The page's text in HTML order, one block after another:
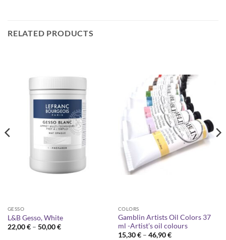
RELATED PRODUCTS
GESSO
L&B Gesso, White
22,00€ – 50,00€Price
COLORS
Gamblin Artists Oil Colors 37
ml -Artist’s oil colours
15,30€ – 46,90€Price